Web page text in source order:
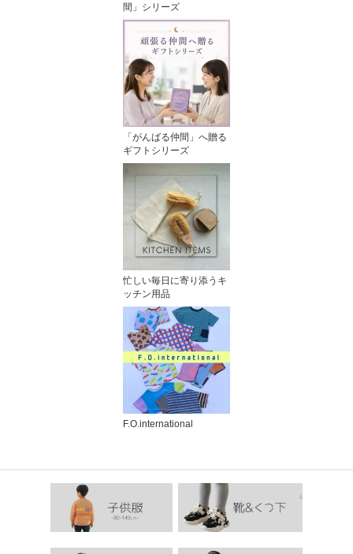
間」シリーズ
「がんばる仲間」へ贈る
ギフトシリーズ
忙しい毎日に寄り添うキ
ッチン用品
F.O.international